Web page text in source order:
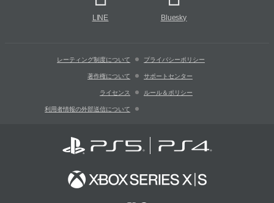
LINE Bluesky
レーティング制度について プライバシーポリシー
著作権について サポートセンター
ライセンス ルール＆ポリシー
利用者情報の外部送信について